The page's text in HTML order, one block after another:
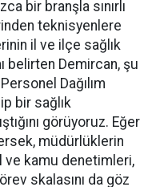
bir branşla sınırlı
teknisyenlere
il ve ilçe sağlık
belirten Demircan, şu
Dağılım
bir sağlık
görüyoruz. Eğer
müdürlüklerin
ve kamu denetimleri,
skalasını da göz